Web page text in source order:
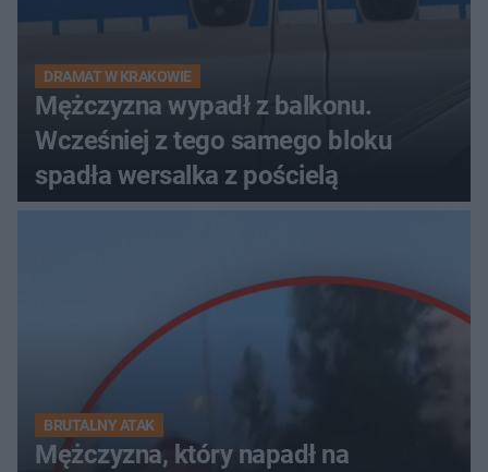
DRAMAT W KRAKOWIE
Mężczyzna wypadł z balkonu.
Wcześniej z tego samego bloku
spadła wersalka z pościelą
BRUTALNY ATAK
Mężczyzna, który napadł na